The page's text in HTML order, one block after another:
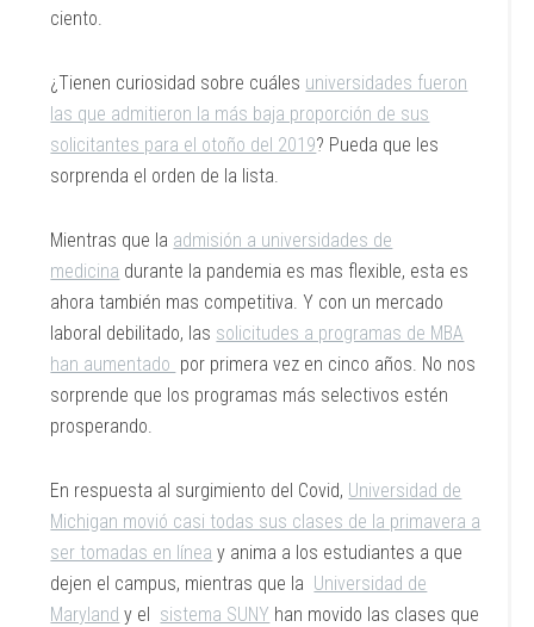
ciento.
¿Tienen curiosidad sobre cuáles universidades fueron
las que admitieron la más baja proporción de sus
solicitantes para el otoño del 2019? Pueda que les
sorprenda el orden de la lista.
Mientras que la admisión a universidades de
medicina durante la pandemia es mas flexible, esta es
ahora también mas competitiva. Y con un mercado
laboral debilitado, las solicitudes a programas de MBA
han aumentado por primera vez en cinco años. No nos
sorprende que los programas más selectivos estén
prosperando.
En respuesta al surgimiento del Covid, Universidad de
Michigan movió casi todas sus clases de la primavera a
ser tomadas en línea y anima a los estudiantes a que
dejen el campus, mientras que la Universidad de
Maryland y el sistema SUNY han movido las clases que